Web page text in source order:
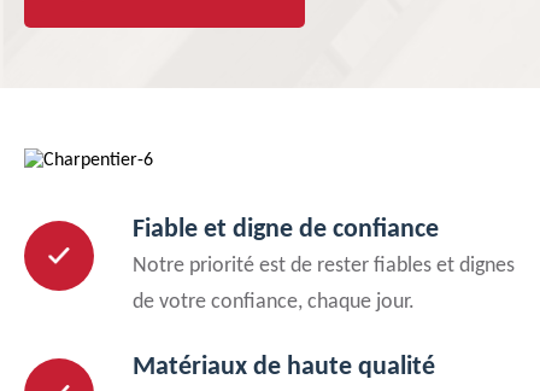
Fiable et digne de confiance
Notre priorité est de rester fiables et dignes
de votre confiance, chaque jour.
Matériaux de haute qualité